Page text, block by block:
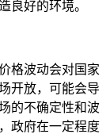
良好的环境。
格波动会对国家
开放，可能会导
的不确定性和波
政府在一定程度